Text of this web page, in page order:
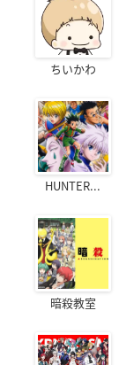
ちいかわ
HUNTER...
暗殺教室